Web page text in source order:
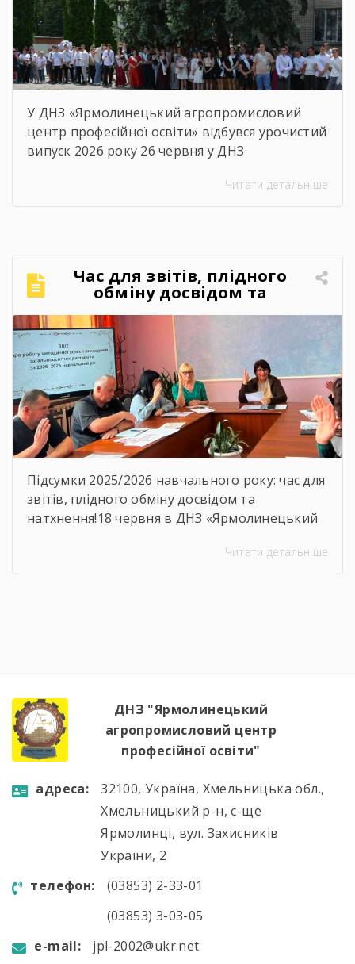
У ДНЗ «Ярмолинецький агропромисловий
центр професійної освіти» відбувся урочистий
випуск 2026 року 26 червня у ДНЗ
професійної освіти» відбулися урочистості з
кваліфікованих фахівців вирушила у
самостійне професійне […]
Читати детальніше
Час для звітів, плідного
обміну досвідом та
натхнення!
Підсумки 2025/2026 навчального року: час для
звітів, плідного обміну досвідом та
натхнення!18 червня в ДНЗ «Ярмолинецький
відбулося засідання методичної комісії
Алла Гончарук проаналізувала роботу комісії
Читати детальніше
ДНЗ "Ярмолинецький
агропромисловий центр
професійної освіти"
aдресa:
32100, Україна, Хмельницька обл.,
Хмельницький р-н, с-ще
Ярмолинці, вул. Захисників
України, 2
телефон:
(03853) 2-33-01
(03853) 3-03-05
e-mail:
jpl-2002@ukr.net